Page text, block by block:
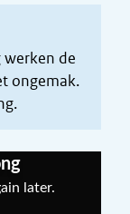
werken de
ongemak.